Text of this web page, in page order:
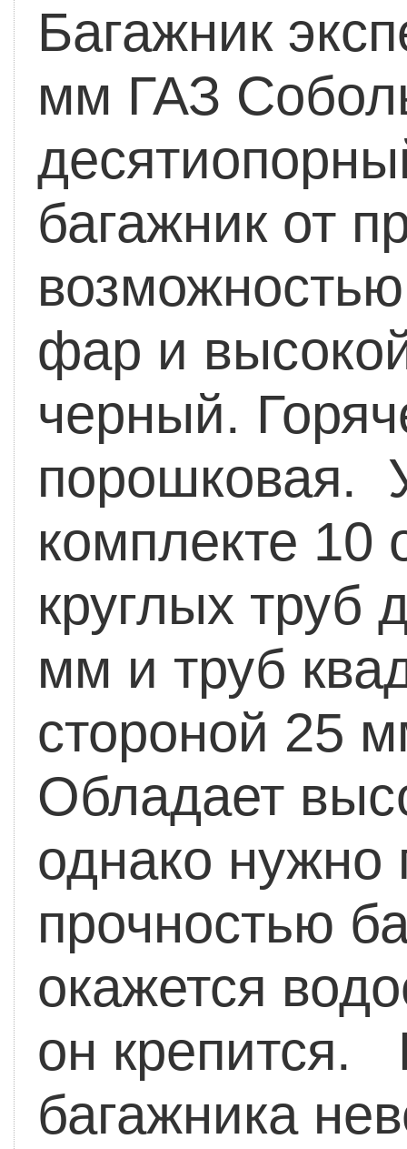
Багажник
мм ГАЗ
багажник от
фар и
черный.
порошковая.
комплекте 10
круглых труб
мм и труб
стороной 25
Обладает
однако нужно
прочностью
окажется
он крепится.
багажника